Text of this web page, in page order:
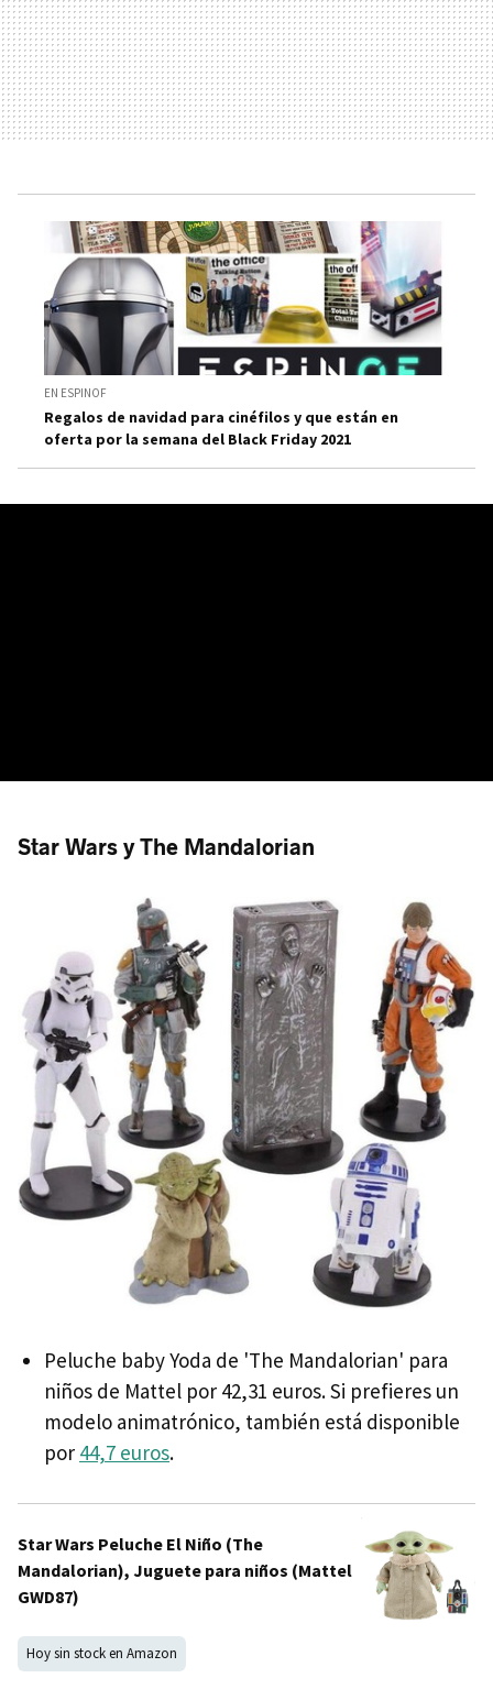
EN ESPINOF
Regalos de navidad para cinéfilos y que están en
oferta por la semana del Black Friday 2021
Star Wars y The Mandalorian
Peluche baby Yoda de 'The Mandalorian' para
niños de Mattel por 42,31 euros. Si prefieres un
modelo animatrónico, también está disponible
por 44,7 euros.
Star Wars Peluche El Niño (The
Mandalorian), Juguete para niños (Mattel
GWD87)
Hoy sin stock en Amazon